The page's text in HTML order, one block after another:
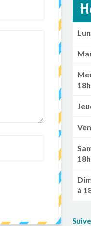
18h
18h
à